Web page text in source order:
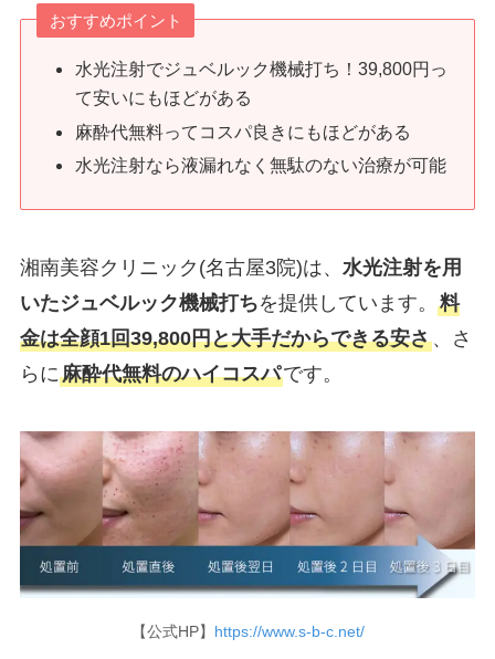
おすすめポイント
水光注射でジュベルック機械打ち！39,800円っ
て安いにもほどがある
麻酔代無料ってコスパ良きにもほどがある
水光注射なら液漏れなく無駄のない治療が可能
湘南美容クリニック(名古屋3院)は、 水光注射を用
いたジュベルック機械打ちを提供しています。 料
金は全顔1回39,800円と大手だからできる安さ、さ
らに麻酔代無料のハイコスパです。
【公式HP】 https://www.s-b-c.net/